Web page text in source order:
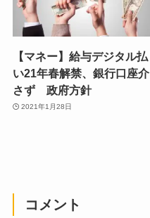
【マネー】給与デジタル払
い21年春解禁、銀行口座介
さず 政府方針
2021年1月28日
コメント